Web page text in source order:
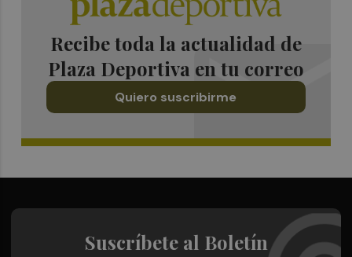
Recibe toda la actualidad de
Plaza Deportiva en tu correo
Quiero suscribirme
Suscríbete al Boletín